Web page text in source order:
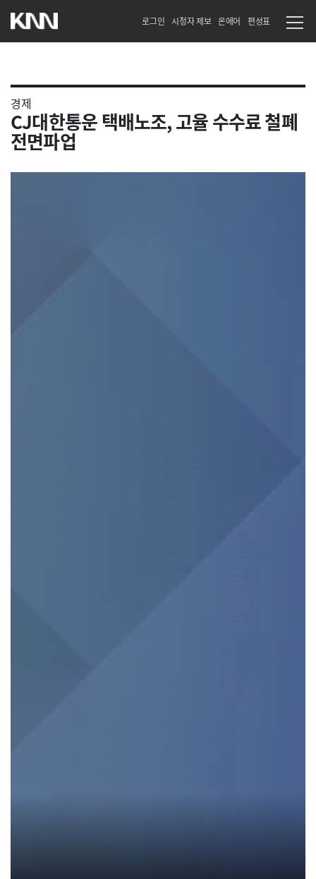
로그인 시청자 제보 온에어 편성표
경제
CJ대한통운 택배노조, 고율 수수료 철폐
전면파업